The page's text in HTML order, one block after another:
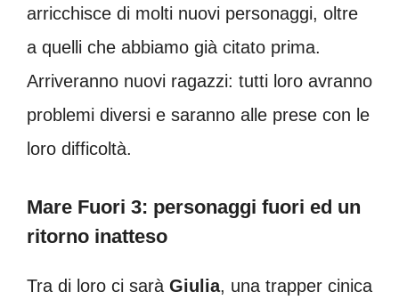
arricchisce di molti nuovi personaggi, oltre
a quelli che abbiamo già citato prima.
Arriveranno nuovi ragazzi: tutti loro avranno
problemi diversi e saranno alle prese con le
loro difficoltà.
Mare Fuori 3: personaggi fuori ed un
ritorno inatteso
Tra di loro ci sarà Giulia, una trapper cinica